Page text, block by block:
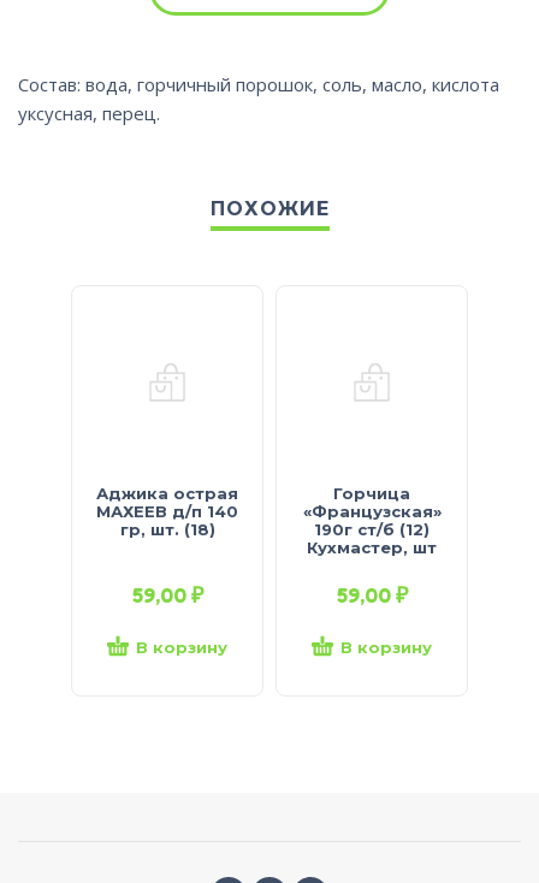
Состав: вода, горчичный порошок, соль, масло, кислота
уксусная, перец.
ПОХОЖИЕ
Аджика острая
МАХЕЕВ д/п 140
гр, шт. (18)
59,00₽
В корзину
Горчица
«Французская»
190г ст/б (12)
Кухмастер, шт
59,00₽
В корзину